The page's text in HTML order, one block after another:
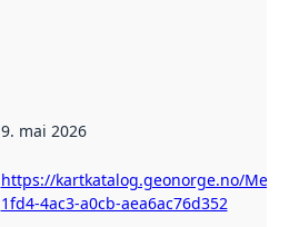
9. mai 2026
https://kartkatalog.geonorge.no/
1fd4-4ac3-a0cb-aea6ac76d352